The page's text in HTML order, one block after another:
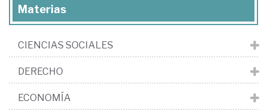
Materias
CIENCIAS SOCIALES
DERECHO
ECONOMÍA